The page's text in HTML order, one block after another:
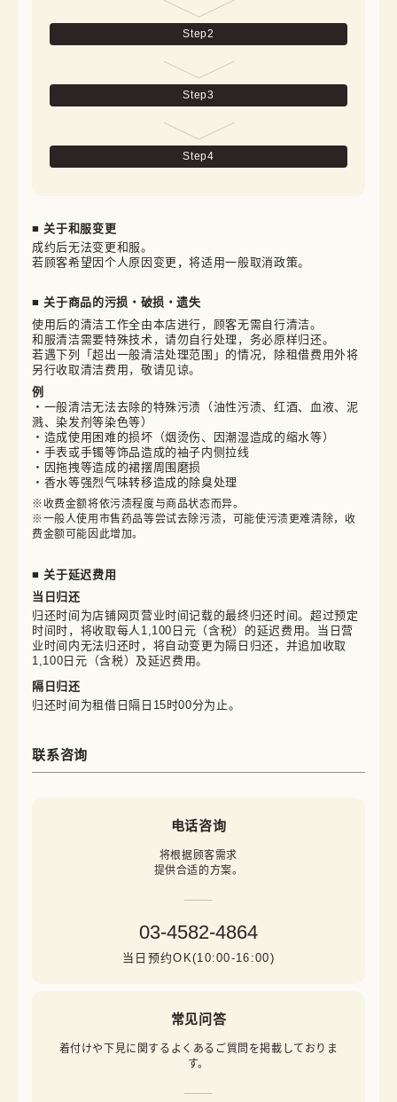
Step2
Step3
Step4
■ 关于和服变更
成约后无法变更和服。
若顾客希望因个人原因变更，将适用一般取消政策。
■ 关于商品的污损・破损・遗失
使用后的清洁工作全由本店进行，顾客无需自行清洁。
和服清洁需要特殊技术，请勿自行处理，务必原样归还。
若遇下列「超出一般清洁处理范围」的情况，除租借费用外将
另行收取清洁费用，敬请见谅。
例
・一般清洁无法去除的特殊污渍（油性污渍、红酒、血液、泥
溅、染发剂等染色等）
・造成使用困难的损坏（烟烫伤、因潮湿造成的缩水等）
・手表或手镯等饰品造成的袖子内侧拉线
・因拖拽等造成的裙摆周围磨损
・香水等强烈气味转移造成的除臭处理
※收费金额将依污渍程度与商品状态而异。
※一般人使用市售药品等尝试去除污渍，可能使污渍更难清除，收
费金额可能因此增加。
■ 关于延迟费用
当日归还
归还时间为店铺网页营业时间记载的最终归还时间。超过预定
时间时，将收取每人1,100日元（含税）的延迟费用。当日营
业时间内无法归还时，将自动变更为隔日归还，并追加收取
1,100日元（含税）及延迟费用。
隔日归还
归还时间为租借日隔日15时00分为止。
联系咨询
电话咨询
将根据顾客需求
提供合适的方案。
03-4582-4864
当日预约OK(10:00-16:00)
常见问答
着付けや下見に関するよくあるご質問を掲載しておりま
す。